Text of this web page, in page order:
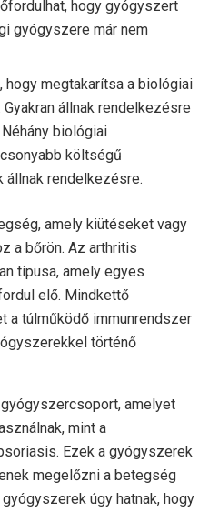
hogy gyógyszert
gyógyszere már nem
hogy megtakarítsa a biológiai
állnak rendelkezésre
biológiai
költségű
rendelkezésre.
amely kiütéseket vagy
a bőrön. Az arthritis
típusa, amely egyes
elő. Mindkettő
a túlműködő immunrendszer
történő
amelyet
mint a
Ezek a gyógyszerek
megelőzni a betegség
úgy hatnak, hogy